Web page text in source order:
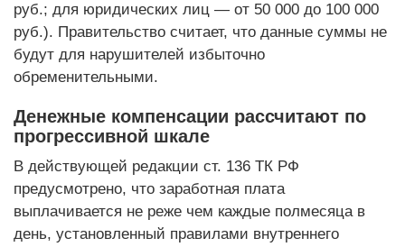
руб.; для юридических лиц — от 50 000 до 100 000
руб.). Правительство считает, что данные суммы не
будут для нарушителей избыточно
обременительными.
Денежные компенсации рассчитают по
прогрессивной шкале
В действующей редакции ст. 136 ТК РФ
предусмотрено, что заработная плата
выплачивается не реже чем каждые полмесяца в
день, установленный правилами внутреннего